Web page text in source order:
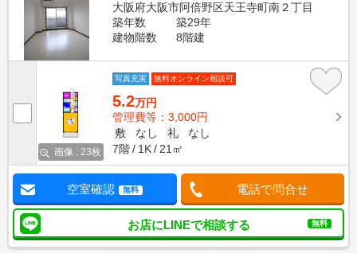
大阪府大阪市阿倍野区天王寺町南２丁目
築年数
築29年
建物階数
8階建
画像 : 23枚
写真充実 無料オンライン相談可
5.2万円
管理費等：3,000円
敷
なし 礼
なし
7階
1K 21㎡
空室確認 無料 電話で問合せ
お店にLINEで相談する 無料